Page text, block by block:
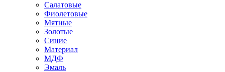
Салатовые
Фиолетовые
Мятные
Золотые
Синие
Материал
МДФ
Эмаль